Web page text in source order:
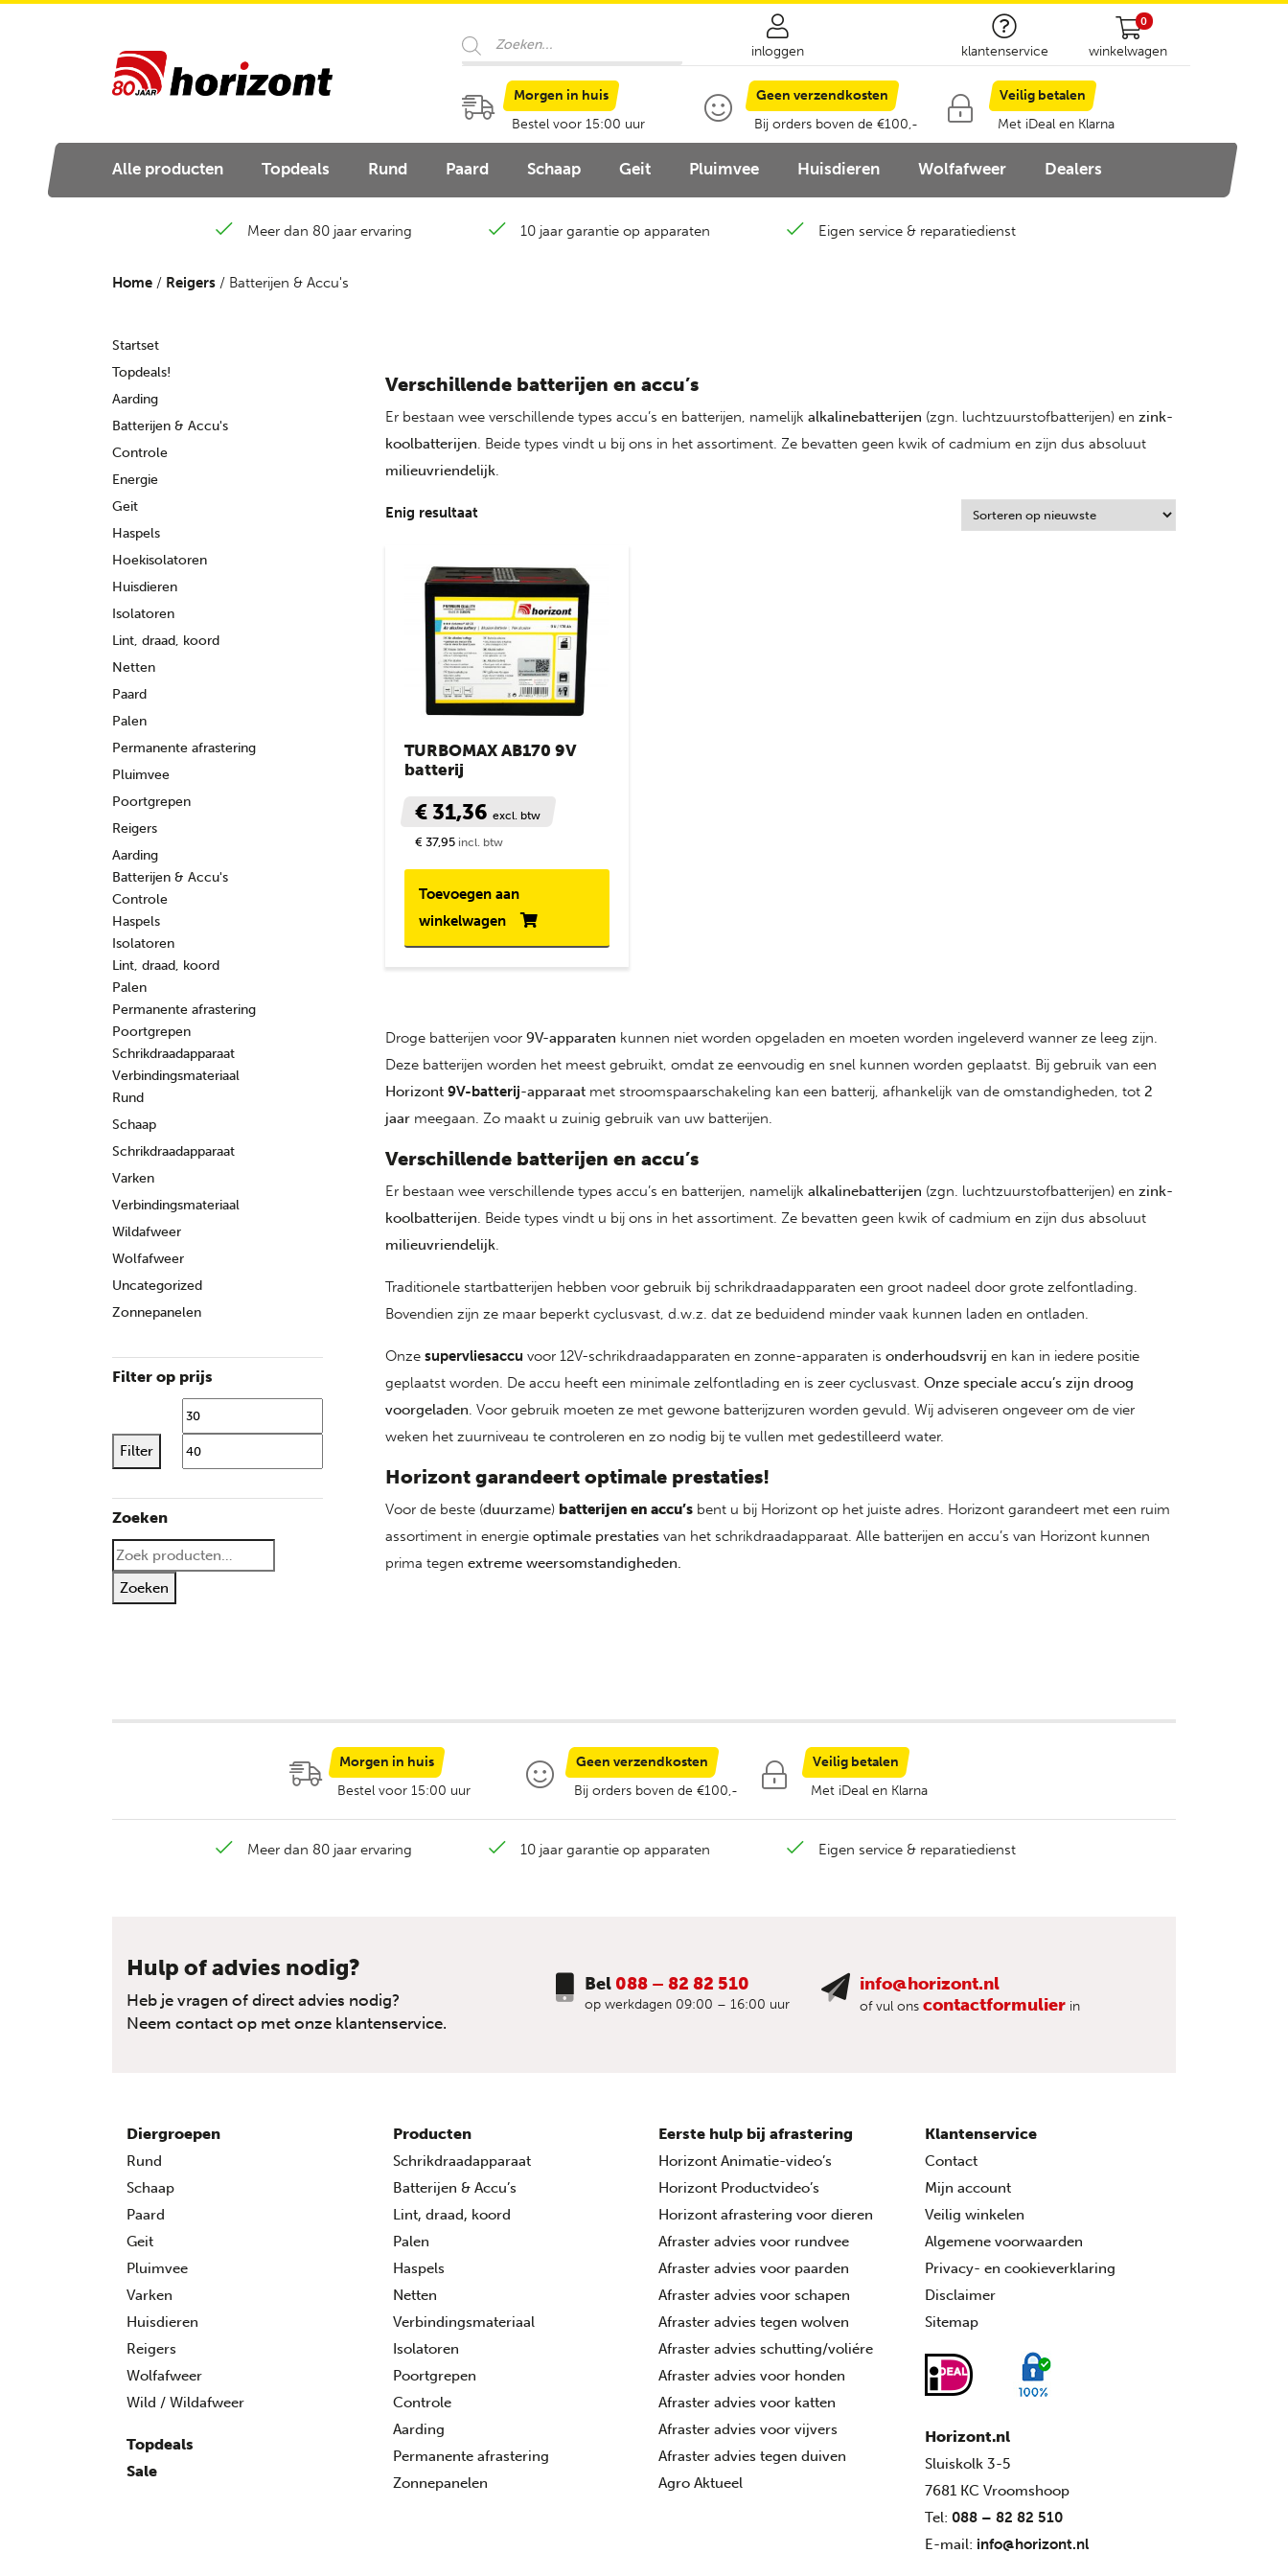
Producten
zoeken
inloggen klantenservice
0
winkelwagen
Morgen in huis
Bestel voor 15:00 uur
Geen verzendkosten
Bij orders boven de €100,-
Veilig betalen
Met iDeal en Klarna
Alle producten Topdeals Rund Paard Schaap Geit Pluimvee Huisdieren Wolfafweer Dealers
Meer dan 80 jaar ervaring 10 jaar garantie op apparaten Eigen service & reparatiedienst
Verschillende batterijen en accu’s
Er bestaan wee verschillende types accu’s en batterijen, namelijk alkalinebatterijen (zgn. luchtzuurstofbatterijen) en zink-
koolbatterijen. Beide types vindt u bij ons in het assortiment. Ze bevatten geen kwik of cadmium en zijn dus absoluut
milieuvriendelijk.
Enig resultaat
TURBOMAX AB170 9V
batterij
€ 31,36 excl. btw
€ 37,95 incl. btw
Toevoegen aan
winkelwagen
Droge batterijen voor 9V-apparaten kunnen niet worden opgeladen en moeten worden ingeleverd wanner ze leeg zijn.
Deze batterijen worden het meest gebruikt, omdat ze eenvoudig en snel kunnen worden geplaatst. Bij gebruik van een
Horizont 9V-batterij-apparaat met stroomspaarschakeling kan een batterij, afhankelijk van de omstandigheden, tot 2
jaar meegaan. Zo maakt u zuinig gebruik van uw batterijen.
Verschillende batterijen en accu’s
Er bestaan wee verschillende types accu’s en batterijen, namelijk alkalinebatterijen (zgn. luchtzuurstofbatterijen) en zink-
koolbatterijen. Beide types vindt u bij ons in het assortiment. Ze bevatten geen kwik of cadmium en zijn dus absoluut
milieuvriendelijk.
Traditionele startbatterijen hebben voor gebruik bij schrikdraadapparaten een groot nadeel door grote zelfontlading.
Bovendien zijn ze maar beperkt cyclusvast, d.w.z. dat ze beduidend minder vaak kunnen laden en ontladen.
Onze supervliesaccu voor 12V-schrikdraadapparaten en zonne-apparaten is onderhoudsvrij en kan in iedere positie
geplaatst worden. De accu heeft een minimale zelfontlading en is zeer cyclusvast. Onze speciale accu’s zijn droog
voorgeladen. Voor gebruik moeten ze met gewone batterijzuren worden gevuld. Wij adviseren ongeveer om de vier
weken het zuurniveau te controleren en zo nodig bij te vullen met gedestilleerd water.
Horizont garandeert optimale prestaties!
Voor de beste (duurzame) batterijen en accu’s bent u bij Horizont op het juiste adres. Horizont garandeert met een ruim
assortiment in energie optimale prestaties van het schrikdraadapparaat. Alle batterijen en accu’s van Horizont kunnen
prima tegen extreme weersomstandigheden.
Home / Reigers / Batterijen & Accu's
Startset
Topdeals!
Aarding
Batterijen & Accu's
Controle
Energie
Geit
Haspels
Hoekisolatoren
Huisdieren
Isolatoren
Lint, draad, koord
Netten
Paard
Palen
Permanente afrastering
Pluimvee
Poortgrepen
Reigers
Aarding
Batterijen & Accu's
Controle
Haspels
Isolatoren
Lint, draad, koord
Palen
Permanente afrastering
Poortgrepen
Schrikdraadapparaat
Verbindingsmateriaal
Rund
Schaap
Schrikdraadapparaat
Varken
Verbindingsmateriaal
Wildafweer
Wolfafweer
Uncategorized
Zonnepanelen
Filter op prijs
Max. prijs
Filter
Zoeken
Zoeken naar:
Zoeken
Morgen in huis
Bestel voor 15:00 uur
Geen verzendkosten
Bij orders boven de €100,-
Veilig betalen
Met iDeal en Klarna
Meer dan 80 jaar ervaring 10 jaar garantie op apparaten Eigen service & reparatiedienst
Hulp of advies nodig?
Heb je vragen of direct advies nodig?
Neem contact op met onze klantenservice.
Bel 088 – 82 82 510
op werkdagen 09:00 – 16:00 uur
info@horizont.nl
of vul ons contactformulier in
Diergroepen
Rund
Schaap
Paard
Geit
Pluimvee
Varken
Huisdieren
Reigers
Wolfafweer
Wild / Wildafweer
Topdeals
Sale
Producten
Schrikdraadapparaat
Batterijen & Accu’s
Lint, draad, koord
Palen
Haspels
Netten
Verbindingsmateriaal
Isolatoren
Poortgrepen
Controle
Aarding
Permanente afrastering
Zonnepanelen
Eerste hulp bij afrastering
Horizont Animatie-video’s
Horizont Productvideo’s
Horizont afrastering voor dieren
Afraster advies voor rundvee
Afraster advies voor paarden
Afraster advies voor schapen
Afraster advies tegen wolven
Afraster advies schutting/voliére
Afraster advies voor honden
Afraster advies voor katten
Afraster advies voor vijvers
Afraster advies tegen duiven
Agro Aktueel
Klantenservice
Contact
Mijn account
Veilig winkelen
Algemene voorwaarden
Privacy- en cookieverklaring
Disclaimer
Sitemap
Horizont.nl
Sluiskolk 3-5
7681 KC Vroomshoop
Tel: 088 – 82 82 510
E-mail: info@horizont.nl